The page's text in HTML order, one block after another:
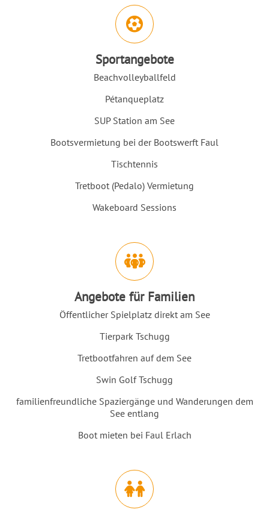
Abschnitt für Icons und Features
Sportangebote
Beachvolleyballfeld
Pétanqueplatz
SUP Station am See
Bootsvermietung bei der Bootswerft Faul
Tischtennis
Tretboot (Pedalo) Vermietung
Wakeboard Sessions
Angebote für Familien
Öffentlicher Spielplatz direkt am See
Tierpark Tschugg
Tretbootfahren auf dem See
Swin Golf Tschugg
familienfreundliche Spaziergänge und Wanderungen dem
See entlang
Boot mieten bei Faul Erlach